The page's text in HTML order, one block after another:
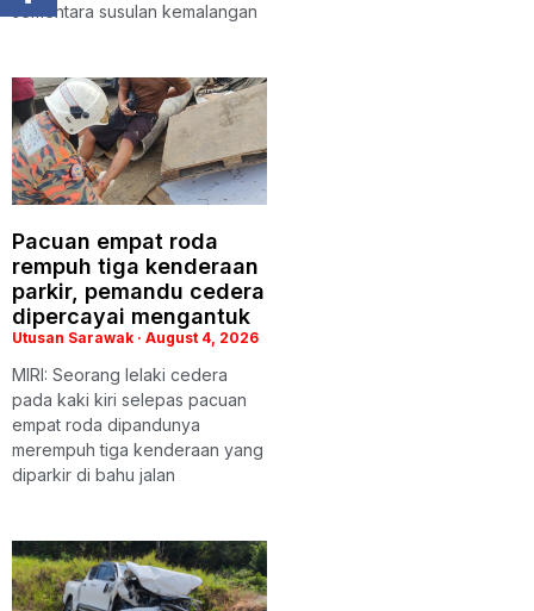
sementara susulan kemalangan
Pacuan empat roda
rempuh tiga kenderaan
parkir, pemandu cedera
dipercayai mengantuk
Utusan Sarawak August 4, 2026
MIRI: Seorang lelaki cedera
pada kaki kiri selepas pacuan
empat roda dipandunya
merempuh tiga kenderaan yang
diparkir di bahu jalan